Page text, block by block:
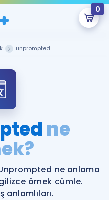
0
Boş.
onlarca eğitim seni
Gramer
unprompted
ne
ne anlama
örnek cümle.
anlamlıları.